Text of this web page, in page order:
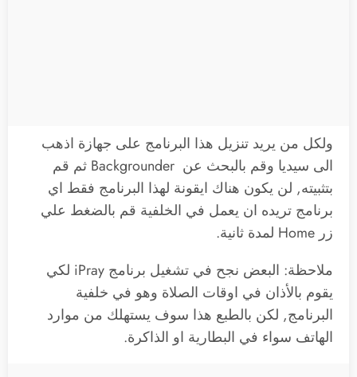
ولكل من يريد تنزيل هذا البرنامج على جهازة اذهب
الى سيديا وقم بالبحث عن Backgrounder ثم قم
بتثبيته, لن يكون هناك ايقونة لهذا البرنامج فقط اي
برنامج تريده ان يعمل في الخلفية قم بالضغط علي
زر Home لمدة ثانية.
ملاحظة: البعض نجح في تشغيل برنامج iPray لكي
يقوم بالأذان في اوقات الصلاة وهو في خلفية
البرنامج, لكن بالطبع هذا سوف يستهلك من موارد
الهاتف سواء في البطارية او الذاكرة.